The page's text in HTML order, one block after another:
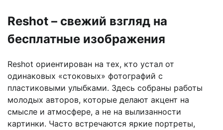
Reshot – свежий взгляд на
бесплатные изображения
Reshot ориентирован на тех, кто устал от
одинаковых «стоковых» фотографий с
пластиковыми улыбками. Здесь собраны работы
молодых авторов, которые делают акцент на
смысле и атмосфере, а не на вылизанности
картинки. Часто встречаются яркие портреты,